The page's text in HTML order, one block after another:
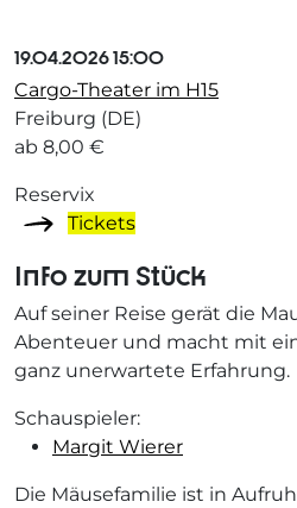
19.04.2026 15:00
Cargo-Theater im H15
Freiburg (DE)
ab 8,00 €
Reservix
Tickets
Info zum Stück
Auf seiner Reise gerät die
Abenteuer und macht mit
ganz unerwartete Erfahrung.
Schauspieler:
Margit Wierer
Die Mäusefamilie ist in